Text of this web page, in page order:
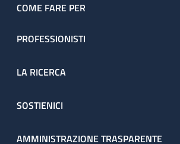
COME FARE PER
PROFESSIONISTI
LA RICERCA
SOSTIENICI
AMMINISTRAZIONE TRASPARENTE